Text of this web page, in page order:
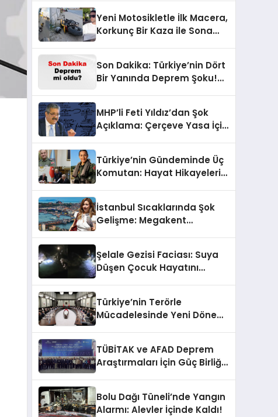
Yeni Motosikletle İlk Macera,
Korkunç Bir Kaza ile Sona
Son Dakika: Türkiye’nin Dört
Bir Yanında Deprem Şoku!
MHP’li Feti Yıldız’dan Şok
Açıklama: Çerçeve Yasa İçin
Türkiye’nin Gündeminde Üç
Komutan: Hayat Hikayeleri
İstanbul Sıcaklarında Şok
Gelişme: Megakent
Şelale Gezisi Faciası: Suya
Düşen Çocuk Hayatını
Türkiye’nin Terörle
Mücadelesinde Yeni Dönem:
TÜBİTAK ve AFAD Deprem
Araştırmaları İçin Güç Birliği
Bolu Dağı Tüneli’nde Yangın
Alarmı: Alevler İçinde Kaldı!